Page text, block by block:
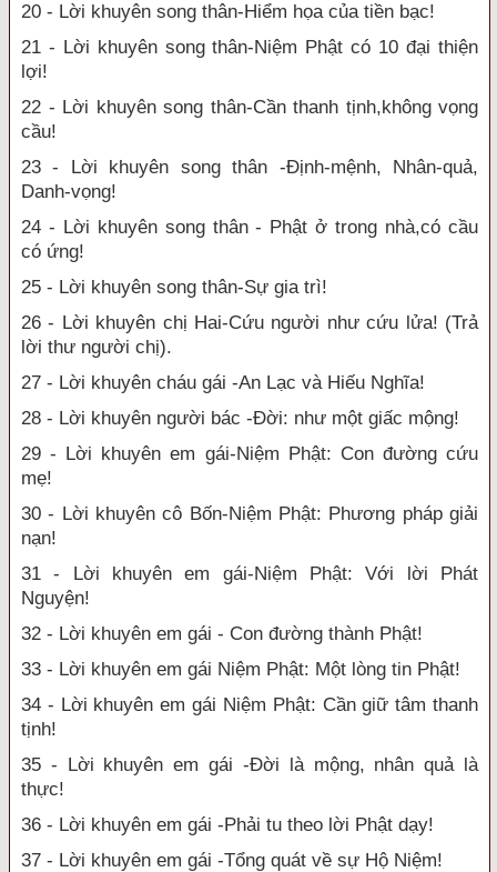
20 - Lời khuyên song thân-Hiểm họa của tiền bạc!
21 - Lời khuyên song thân-Niệm Phật có 10 đại thiện
lợi!
22 - Lời khuyên song thân-Cần thanh tịnh,không vọng
cầu!
23 - Lời khuyên song thân -Định-mệnh, Nhân-quả,
Danh-vọng!
24 - Lời khuyên song thân - Phật ở trong nhà,có cầu
có ứng!
25 - Lời khuyên song thân-Sự gia trì!
26 - Lời khuyên chị Hai-Cứu người như cứu lửa! (Trả
lời thư người chị).
27 - Lời khuyên cháu gái -An Lạc và Hiếu Nghĩa!
28 - Lời khuyên người bác -Đời: như một giấc mộng!
29 - Lời khuyên em gái-Niệm Phật: Con đường cứu
mẹ!
30 - Lời khuyên cô Bốn-Niệm Phật: Phương pháp giải
nạn!
31 - Lời khuyên em gái-Niệm Phật: Với lời Phát
Nguyện!
32 - Lời khuyên em gái - Con đường thành Phật!
33 - Lời khuyên em gái Niệm Phật: Một lòng tin Phật!
34 - Lời khuyên em gái Niệm Phật: Cần giữ tâm thanh
tịnh!
35 - Lời khuyên em gái -Đời là mộng, nhân quả là
thực!
36 - Lời khuyên em gái -Phải tu theo lời Phật dạy!
37 - Lời khuyên em gái -Tổng quát về sự Hộ Niệm!